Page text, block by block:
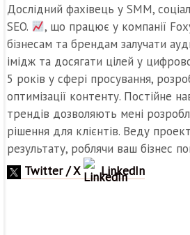
Дослідний фахівець у SMM,
SEO.
, що працює у компанії
бізнесам та брендам залучати
імідж та досягати цілей у
5 років у сфері просування,
оптимізації контенту. Постійне
трендів дозволяють мені
рішення для клієнтів. Веду
результату, роблячи ваш бізнес
Twitter / X
LinkedIn